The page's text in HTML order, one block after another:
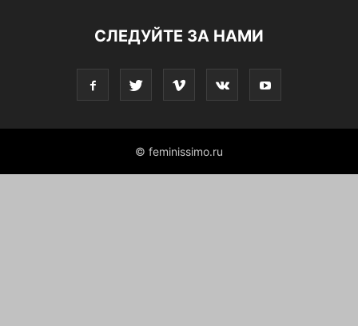
СЛЕДУЙТЕ ЗА НАМИ
© feminissimo.ru